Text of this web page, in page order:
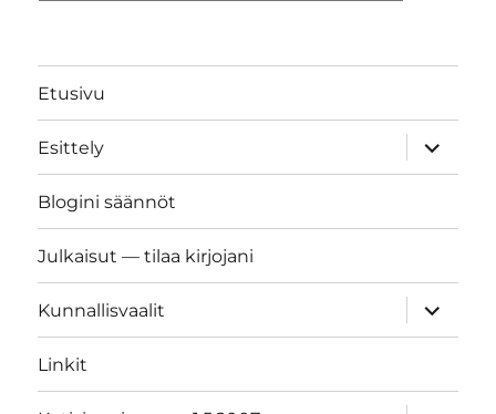
Etusivu
Esittely
näytä
Blogini säännöt
Julkaisut — tilaa kirjojani
Kunnallisvaalit
näytä
Linkit